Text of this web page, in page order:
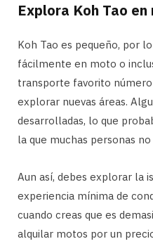
Explora Koh Tao en
Koh Tao es pequeño, por
fácilmente en moto o
transporte favorito
explorar nuevas áreas.
desarrolladas, lo que
la que muchas personas
Aun así, debes explorar la
experiencia mínima de
cuando creas que es
alquilar motos por un